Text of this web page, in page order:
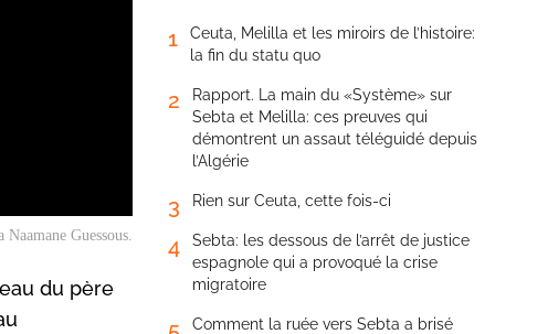
Naamane Guessous.
du père
1
Ceuta, Melilla et les miroirs de l’histoire:
la fin du statu quo
2
Rapport. La main du «Système» sur
Sebta et Melilla: ces preuves qui
démontrent un assaut téléguidé depuis
l’Algérie
3 Rien sur Ceuta, cette fois-ci
4
Sebta: les dessous de l’arrêt de justice
espagnole qui a provoqué la crise
migratoire
Comment la ruée vers Sebta a brisé